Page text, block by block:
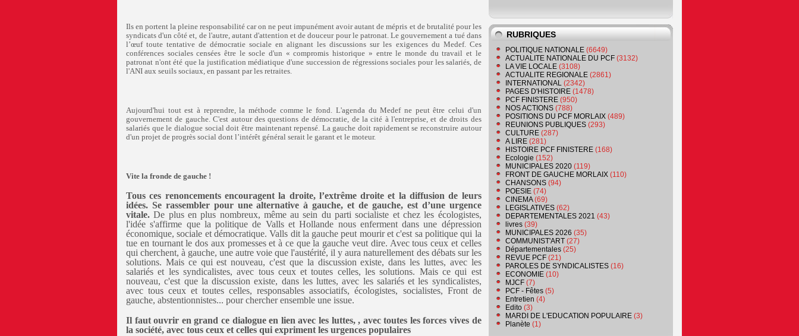
Ils en portent la pleine responsabilité car on ne peut impunément avoir autant de mépris et de brutalité pour les
syndicats d'un côté et, de l'autre, autant d'attention et de douceur pour le patronat. Le gouvernement a tué dans
l’œuf toute tentative de démocratie sociale en alignant les discussions sur les exigences du Medef. Ces
conférences sociales censées être le socle d'un « compromis historique » entre le monde du travail et le
patronat n'ont été que la justification médiatique d'une succession de régressions sociales pour les salariés, de
l'ANI aux seuils sociaux, en passant par les retraites.
Aujourd'hui tout est à reprendre, la méthode comme le fond. L'agenda du Medef ne peut être celui d'un
gouvernement de gauche. C'est autour des questions de démocratie, de la cité à l'entreprise, et de droits des
salariés que le dialogue social doit être maintenant repensé. La gauche doit rapidement se reconstruire autour
d'un projet de progrès social dont l’intérêt général serait le garant et le moteur.
Vite la fronde de gauche !
Tous ces renoncements encouragent la droite, l’extrême droite et la diffusion de leurs
idées. Se rassembler pour une alternative à gauche, et de gauche, est d’une urgence
vitale. De plus en plus nombreux, même au sein du parti socialiste et chez les écologistes,
l'idée s'affirme que la politique de Valls et Hollande nous enferment dans une dépression
économique, sociale et démocratique. Valls dit la gauche peut mourir et c'est sa politique qui la
tue en tournant le dos aux promesses et à ce que la gauche veut dire. Avec tous ceux et celles
qui cherchent, à gauche, une autre voie que l'austérité, il y aura naturellement des débats sur les
solutions. Mais ce qui est nouveau, c'est que la discussion existe, dans les luttes, avec les
salariés et les syndicalistes, avec tous ceux et toutes celles, les solutions. Mais ce qui est
nouveau, c'est que la discussion existe, dans les luttes, avec les salariés et les syndicalistes,
avec tous ceux et toutes celles, responsables associatifs, écologistes, socialistes, Front de
gauche, abstentionnistes... pour chercher ensemble une issue.
Il faut ouvrir en grand ce dialogue en lien avec les luttes, , avec toutes les forces vives de
la société, avec tous ceux et celles qui expriment les urgences populaires
RUBRIQUES
POLITIQUE NATIONALE (6649)
ACTUALITE NATIONALE DU PCF (3132)
LA VIE LOCALE (3108)
ACTUALITE REGIONALE (2861)
INTERNATIONAL (2342)
PAGES D'HISTOIRE (1478)
PCF FINISTERE (950)
NOS ACTIONS (788)
POSITIONS DU PCF MORLAIX (489)
REUNIONS PUBLIQUES (293)
CULTURE (287)
A LIRE (281)
HISTOIRE PCF FINISTERE (168)
Ecologie (152)
MUNICIPALES 2020 (119)
FRONT DE GAUCHE MORLAIX (110)
CHANSONS (94)
POESIE (74)
CINEMA(69)
LEGISLATIVES (62)
DEPARTEMENTALES 2021 (43)
livres (39)
MUNICIPALES 2026 (35)
COMMUNIST'ART (27)
Départementales (25)
REVUE PCF (21)
PAROLES DE SYNDICALISTES (16)
ECONOMIE (10)
MJCF (7)
PCF - Fêtes (5)
Entretien (4)
Edito (3)
MARDI DE L'EDUCATION POPULAIRE (3)
Planète (1)